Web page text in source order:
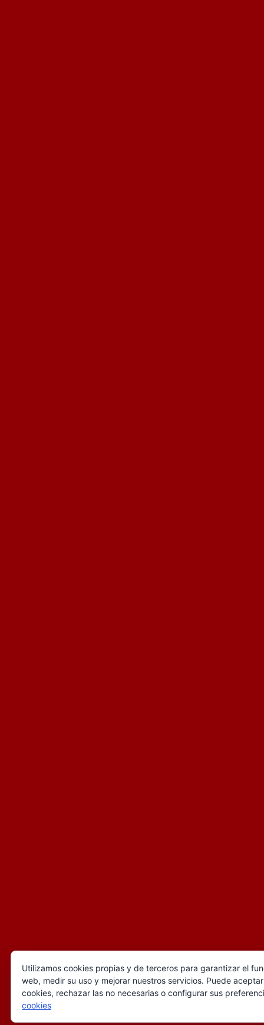
Utilizamos cookies propias y de terceros para garantizar el
web, medir su uso y mejorar nuestros servicios. Puede
cookies, rechazar las no necesarias o configurar sus
cookies